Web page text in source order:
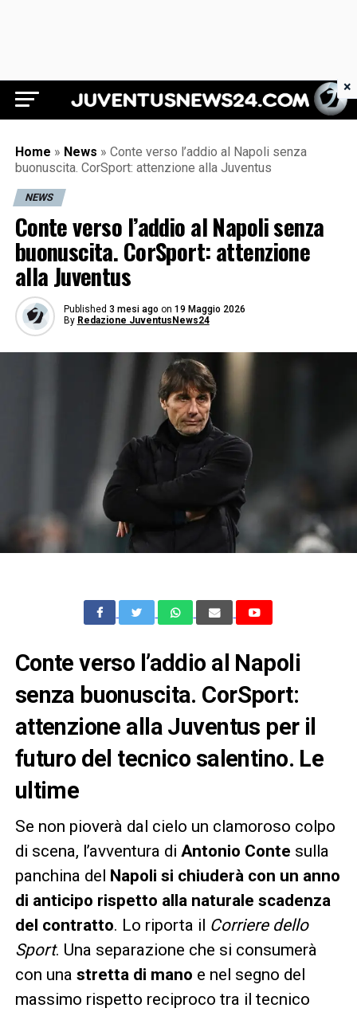
Juventus News 24
Home » News » Conte verso l’addio al Napoli senza
buonuscita. CorSport: attenzione alla Juventus
NEWS
Conte verso l’addio al Napoli senza
buonuscita. CorSport: attenzione
alla Juventus
Published 3 mesi ago on 19 Maggio 2026
By Redazione JuventusNews24
Conte verso l’addio al Napoli
senza buonuscita. CorSport:
attenzione alla Juventus per il
futuro del tecnico salentino. Le
ultime
Se non pioverà dal cielo un clamoroso colpo
di scena, l’avventura di Antonio Conte sulla
panchina del Napoli si chiuderà con un anno
di anticipo rispetto alla naturale scadenza
del contratto. Lo riporta il Corriere dello
Sport. Una separazione che si consumerà
con una stretta di mano e nel segno del
massimo rispetto reciproco tra il tecnico
×